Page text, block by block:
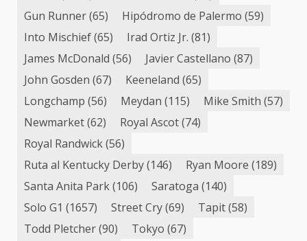
Gun Runner(65) Hipódromo de Palermo (59)
Into Mischief(65) Irad Ortiz Jr. (81)
James McDonald (56) Javier Castellano (87)
John Gosden (67) Keeneland (65)
Longchamp (56) Meydan (115) Mike Smith (57)
Newmarket(62) Royal Ascot(74)
Royal Randwick(56)
Ruta al Kentucky Derby(146) Ryan Moore (189)
Santa Anita Park(106) Saratoga (140)
Solo G1 (1657) Street Cry(69) Tapit(58)
Todd Pletcher(90) Tokyo (67)